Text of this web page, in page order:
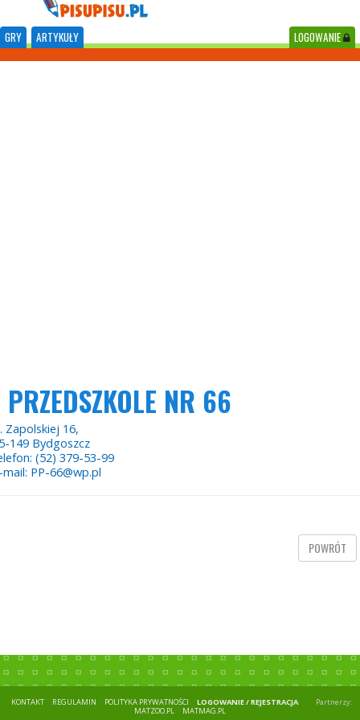
GRY ARTYKUŁY LOGOWANIE
PRZEDSZKOLE NR 66
Zapolskiej 16,
149 Bydgoszcz
(52) 379-53-99
PP-66@wp.pl
POWRÓT
KONTAKT REGULAMIN POLITYKA PRYWATNOŚCI LOGOWANIE / REJESTRACJA
Partnerzy:
MATZOO.PL
MATMAG.PL